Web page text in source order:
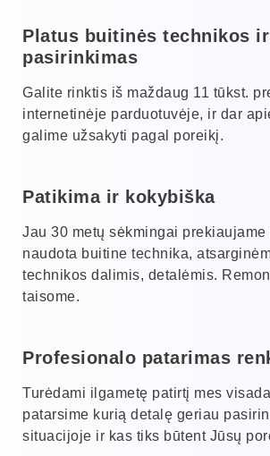
Platus buitinės technikos
pasirinkimas
Galite rinktis iš maždaug 11 tūkst.
internetinėje parduotuvėje, ir dar
galime užsakyti pagal poreikį.
Patikima ir kokybiška
Jau 30 metų sėkmingai
naudota buitine technika,
technikos dalimis, detalėmis.
taisome.
Profesionalo patarimas
Turėdami ilgametę patirtį mes
patarsime kurią detalę geriau
situacijoje ir kas tiks būtent Jūsų